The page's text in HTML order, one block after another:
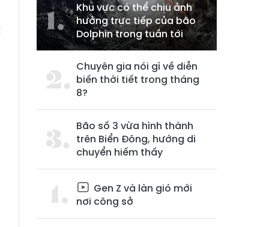
Khu vực có thể chịu ảnh
hưởng trực tiếp của bão
Dolphin trong tuần tới
Chuyên gia nói gì về diễn
biến thời tiết trong tháng
8?
Bão số 3 vừa hình thành
trên Biển Đông, hướng di
chuyển hiếm thấy
Gen Z và làn gió mới
nơi công sở